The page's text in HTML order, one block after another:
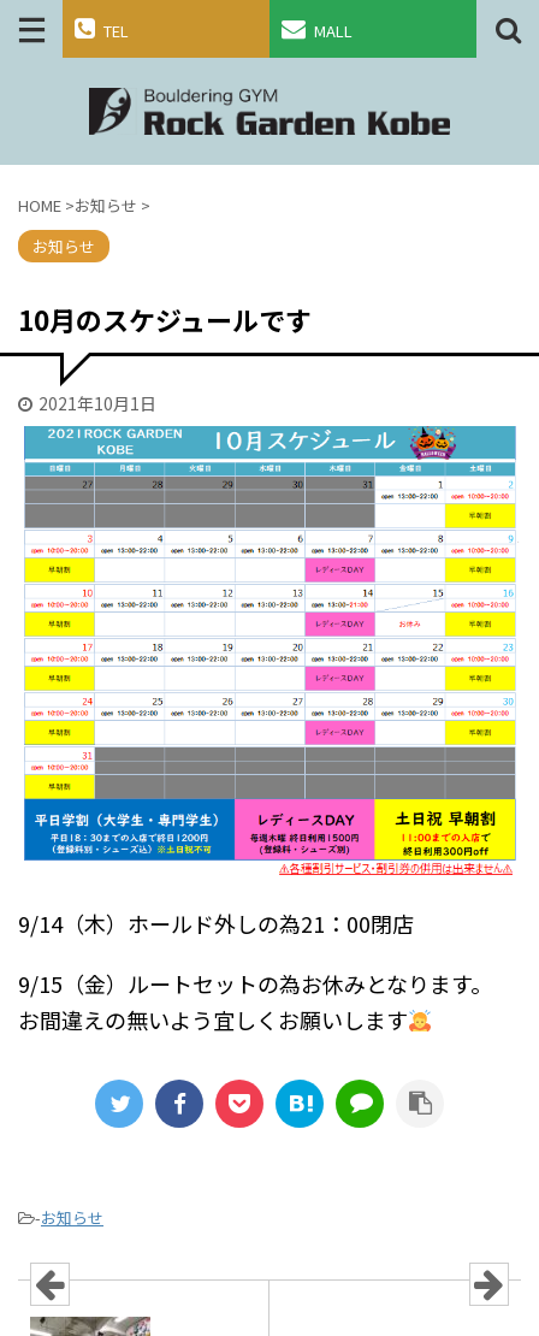
TEL MALL
HOME >お知らせ >
お知らせ
10月のスケジュールです
2021年10月1日
9/14（木）ホールド外しの為21：00閉店
9/15（金）ルートセットの為お休みとなります。
お間違えの無いよう宜しくお願いします
-お知らせ